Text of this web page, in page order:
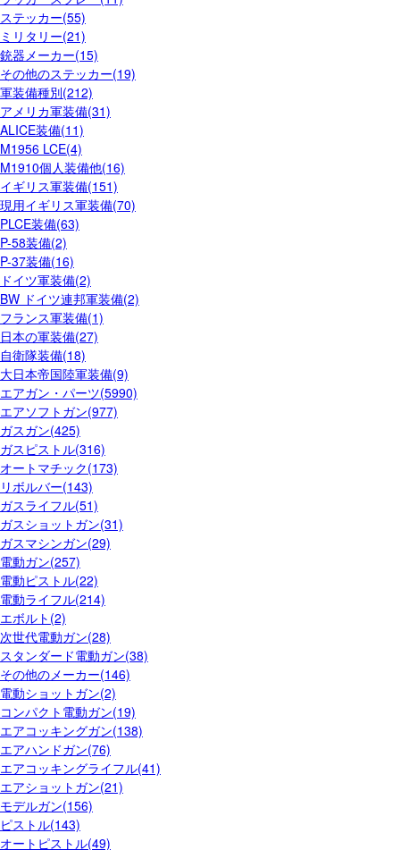
ステッカー(55)
ミリタリー(21)
銃器メーカー(15)
その他のステッカー(19)
軍装備種別(212)
アメリカ軍装備(31)
ALICE装備(11)
M1956 LCE(4)
M1910個人装備他(16)
イギリス軍装備(151)
現用イギリス軍装備(70)
PLCE装備(63)
P-58装備(2)
P-37装備(16)
ドイツ軍装備(2)
BW ドイツ連邦軍装備(2)
フランス軍装備(1)
日本の軍装備(27)
自衛隊装備(18)
大日本帝国陸軍装備(9)
エアガン・パーツ(5990)
エアソフトガン(977)
ガスガン(425)
ガスピストル(316)
オートマチック(173)
リボルバー(143)
ガスライフル(51)
ガスショットガン(31)
ガスマシンガン(29)
電動ガン(257)
電動ピストル(22)
電動ライフル(214)
エボルト(2)
次世代電動ガン(28)
スタンダード電動ガン(38)
その他のメーカー(146)
電動ショットガン(2)
コンパクト電動ガン(19)
エアコッキングガン(138)
エアハンドガン(76)
エアコッキングライフル(41)
エアショットガン(21)
モデルガン(156)
ピストル(143)
オートピストル(49)